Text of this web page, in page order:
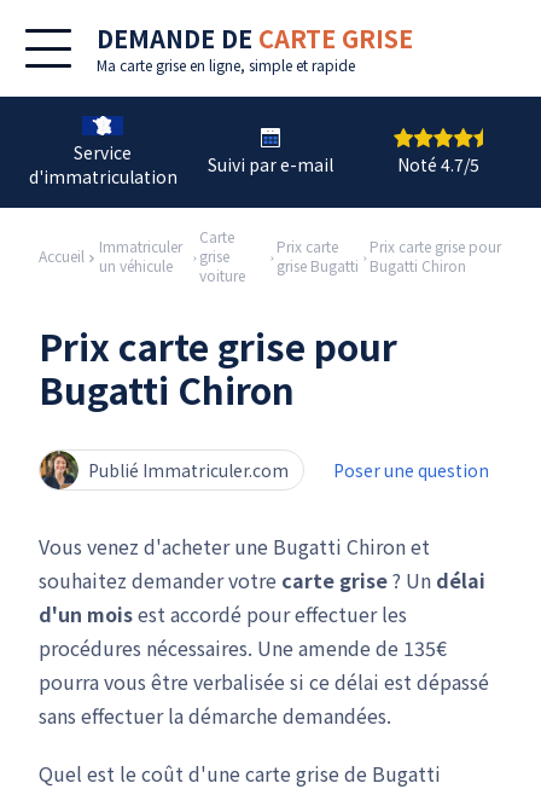
DEMANDE DE CARTE GRISE
Ma carte grise en ligne, simple et rapide
Service
d'immatriculation
Suivi par e-mail Noté 4.7/5
Accueil
Immatriculer
un véhicule
Carte
grise
voiture
Prix carte
grise Bugatti
Prix carte grise pour
Bugatti Chiron
Prix carte grise pour
Bugatti Chiron
Publié Immatriculer.com Poser une question
Vous venez d'acheter une Bugatti Chiron et
souhaitez demander votre carte grise? Un délai
d'un moisest accordé pour effectuer les
procédures nécessaires. Une amende de 135€
pourra vous être verbalisée si ce délai est dépassé
sans effectuer la démarche demandées.
Quel est le coût d'une carte grise de Bugatti